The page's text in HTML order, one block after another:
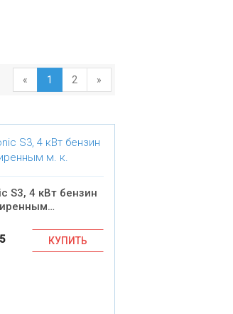
« 1 2 »
S3, 4 кВт бензин
КУПИТЬ